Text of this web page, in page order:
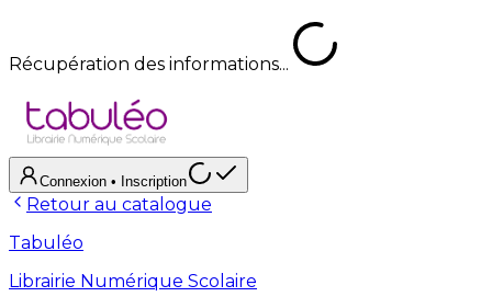
Récupération des informations...
Connexion • Inscription
Retour au catalogue
Tabuléo
Librairie Numérique Scolaire